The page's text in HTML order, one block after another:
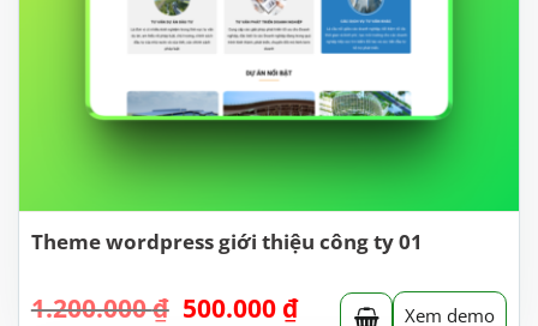
Theme wordpress giới thiệu công ty 01
1.200.000₫ Giá
500.000 ₫Giá Xem demo